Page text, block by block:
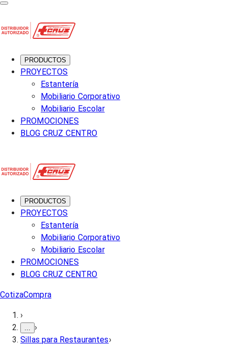
PRODUCTOS
PROYECTOS
Estantería
Mobiliario Corporativo
Mobiliario Escolar
PROMOCIONES
BLOG CRUZ CENTRO
PRODUCTOS
PROYECTOS
Estantería
Mobiliario Corporativo
Mobiliario Escolar
PROMOCIONES
BLOG CRUZ CENTRO
CotizaCompra
›
›
Sillas para Restaurantes›